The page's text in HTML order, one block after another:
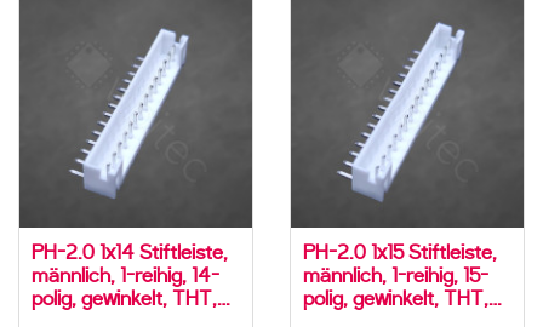
PH-2.0 1x14 Stiftleiste,
männlich, 1-reihig, 14-
polig, gewinkelt, THT,
PH-2.0 1x15 Stiftleiste,
männlich, 1-reihig, 15-
polig, gewinkelt, THT,